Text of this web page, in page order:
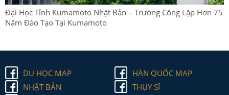
Đại Học Tỉnh Kumamoto Nhật Bản – Trường Công Lập Hơn 75
Năm Đào Tạo Tại Kumamoto
DU HỌC MAP
HÀN QUỐC MAP
NHẬT BẢN
THỤY SĨ